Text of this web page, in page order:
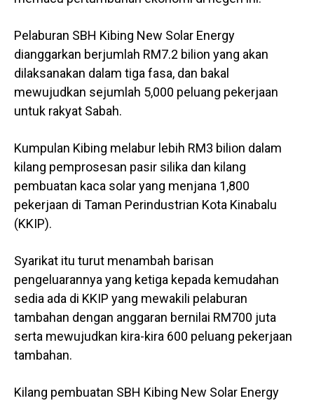
Pelaburan SBH Kibing New Solar Energy
dianggarkan berjumlah RM7.2 bilion yang akan
dilaksanakan dalam tiga fasa, dan bakal
mewujudkan sejumlah 5,000 peluang pekerjaan
untuk rakyat Sabah.
Kumpulan Kibing melabur lebih RM3 bilion dalam
kilang pemprosesan pasir silika dan kilang
pembuatan kaca solar yang menjana 1,800
pekerjaan di Taman Perindustrian Kota Kinabalu
(KKIP).
Syarikat itu turut menambah barisan
pengeluarannya yang ketiga kepada kemudahan
sedia ada di KKIP yang mewakili pelaburan
tambahan dengan anggaran bernilai RM700 juta
serta mewujudkan kira-kira 600 peluang pekerjaan
tambahan.
Kilang pembuatan SBH Kibing New Solar Energy